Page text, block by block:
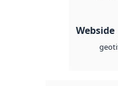
Webside